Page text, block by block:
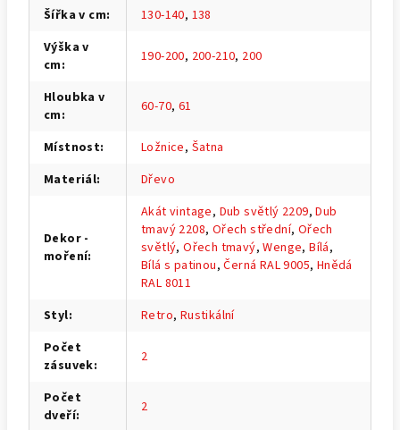
Šířka v cm: 130-140, 138
Výška v
cm: 190-200, 200-210, 200
Hloubka v
cm: 60-70, 61
Místnost: Ložnice, Šatna
Materiál: Dřevo
Dekor -
moření:
Akát vintage, Dub světlý 2209,Dub
tmavý 2208, Ořech střední, Ořech
světlý,Ořech tmavý,Wenge,Bílá,
Bílá s patinou,Černá RAL 9005, Hnědá
RAL 8011
Styl: Retro, Rustikální
Počet
zásuvek: 2
Počet
dveří: 2